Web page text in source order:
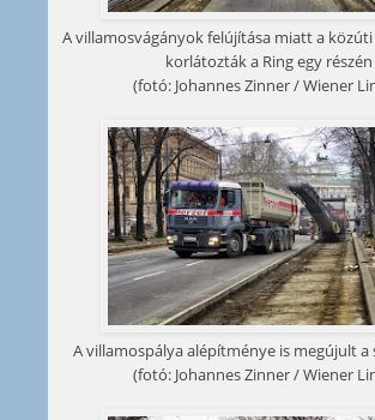
A villamosvágányok felújítása miatt a
korlátozták a Ring egy részén
(fotó: Johannes Zinner / Wiener
A villamospálya alépítménye is megújult
(fotó: Johannes Zinner / Wiener